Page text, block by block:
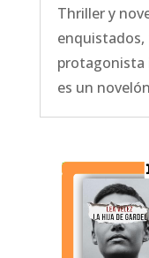
Thriller y
enquistados,
protagonista
es un